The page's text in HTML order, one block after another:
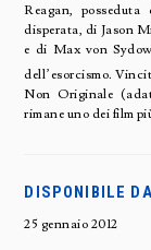
Reagan,
disperata, di Jason
e di Max von
dell’esorcismo.
Non Originale
rimane uno dei film
DISPONIBILE
25 gennaio 2012